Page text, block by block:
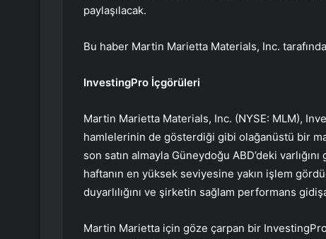
paylaşılacak.
Bu haber Martin Marietta Materials, Inc.
InvestingPro İçgörüleri
Martin Marietta Materials, Inc. (NYSE: MLM),
hamlelerinin de gösterdiği gibi olağanüstü bir
son satın almayla Güneydoğu ABD’deki
haftanın en yüksek seviyesine yakın işlem
duyarlılığını ve şirketin sağlam performans
Martin Marietta için göze çarpan bir